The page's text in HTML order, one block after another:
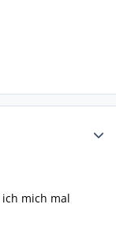
mich mal